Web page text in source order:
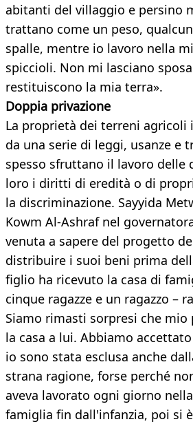
abitanti del villaggio e persino
trattano come un peso,
spalle, mentre io lavoro nella
spiccioli. Non mi lasciano
restituiscono la mia terra».
Doppia privazione
La proprietà dei terreni agricoli
da una serie di leggi, usanze e
spesso sfruttano il lavoro delle
loro i diritti di eredità o di
la discriminazione. Sayyida
Kowm Al-Ashraf nel
venuta a sapere del progetto
distribuire i suoi beni prima
figlio ha ricevuto la casa di
cinque ragazze e un ragazzo –
Siamo rimasti sorpresi che mio
la casa a lui. Abbiamo
io sono stata esclusa anche
strana ragione, forse perché
aveva lavorato ogni giorno
famiglia fin dall'infanzia, poi si